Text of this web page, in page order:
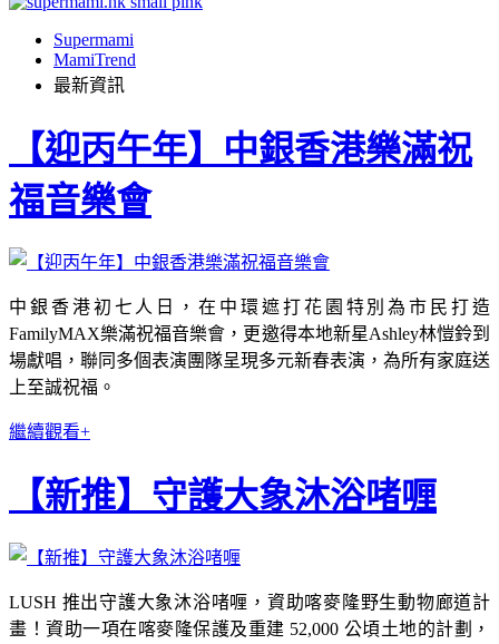
Supermami
MamiTrend
最新資訊
【迎丙午年】中銀香港樂滿祝
福音樂會
中銀香港初七人日，在中環遮打花園特別為市民打造
FamilyMAX樂滿祝福音樂會，更邀得本地新星Ashley林愷鈴到
場獻唱，聯同多個表演團隊呈現多元新春表演，為所有家庭送
上至誠祝福。
繼續觀看+
【新推】守護大象沐浴啫喱
LUSH 推出守護大象沐浴啫喱，資助喀麥隆野生動物廊道計
畫！資助一項在喀麥隆保護及重建 52,000 公頃土地的計劃，